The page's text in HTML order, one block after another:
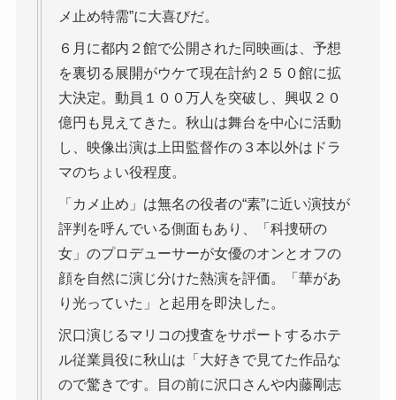
メ止め特需”に大喜びだ。
６月に都内２館で公開された同映画は、予想
を裏切る展開がウケて現在計約２５０館に拡
大決定。動員１００万人を突破し、興収２０
億円も見えてきた。秋山は舞台を中心に活動
し、映像出演は上田監督作の３本以外はドラ
マのちょい役程度。
「カメ止め」は無名の役者の“素”に近い演技が
評判を呼んでいる側面もあり、「科捜研の
女」のプロデューサーが女優のオンとオフの
顔を自然に演じ分けた熱演を評価。「華があ
り光っていた」と起用を即決した。
沢口演じるマリコの捜査をサポートするホテ
ル従業員役に秋山は「大好きで見てた作品な
ので驚きです。目の前に沢口さんや内藤剛志